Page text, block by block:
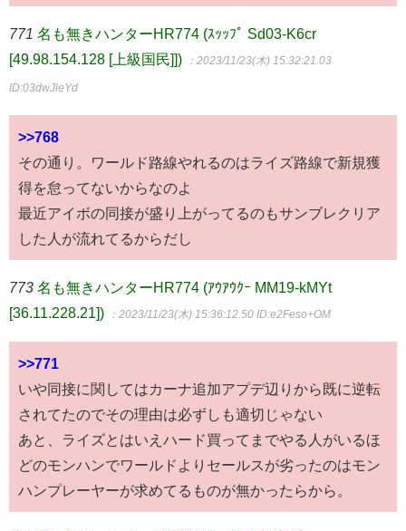
771 名も無きハンターHR774 (ｽｯｯﾌﾟ Sd03-K6cr
[49.98.154.128 [上級国民]])
：2023/11/23(木) 15:32:21.03
ID:03dwJleYd
>>768
その通り。ワールド路線やれるのはライズ路線で新規獲
得を怠ってないからなのよ
最近アイボの同接が盛り上がってるのもサンブレクリア
した人が流れてるからだし
773 名も無きハンターHR774 (ｱｳｱｳｸｰ MM19-kMYt
[36.11.228.21])
：2023/11/23(木) 15:36:12.50 ID:e2Feso+OM
>>771
いや同接に関してはカーナ追加アプデ辺りから既に逆転
されてたのでその理由は必ずしも適切じゃない
あと、ライズとはいえハード買ってまでやる人がいるほ
どのモンハンでワールドよりセールスが劣ったのはモン
ハンプレーヤーが求めてるものが無かったらから。